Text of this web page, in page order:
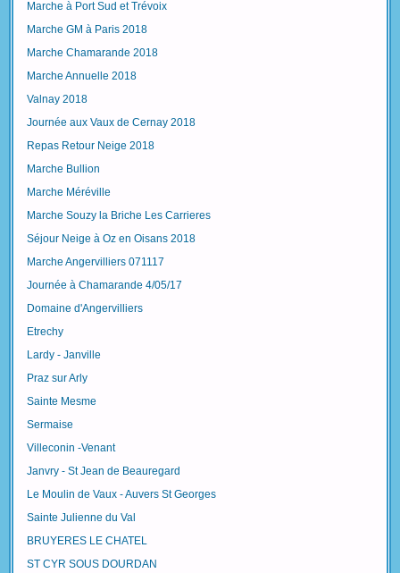
Marche à Port Sud et Trévoix
Marche GM à Paris 2018
Marche Chamarande 2018
Marche Annuelle 2018
Valnay 2018
Journée aux Vaux de Cernay 2018
Repas Retour Neige 2018
Marche Bullion
Marche Méréville
Marche Souzy la Briche Les Carrieres
Séjour Neige à Oz en Oisans 2018
Marche Angervilliers 071117
Journée à Chamarande 4/05/17
Domaine d'Angervilliers
Etrechy
Lardy - Janville
Praz sur Arly
Sainte Mesme
Sermaise
Villeconin -Venant
Janvry - St Jean de Beauregard
Le Moulin de Vaux - Auvers St Georges
Sainte Julienne du Val
BRUYERES LE CHATEL
ST CYR SOUS DOURDAN